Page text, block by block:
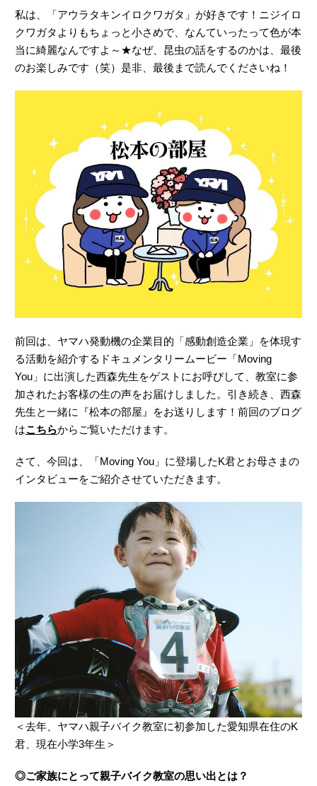
私は、「アウラタキンイロクワガタ」が好きです！ニジイロ
クワガタよりもちょっと小さめで、なんていったって色が本
当に綺麗なんですよ～★なぜ、昆虫の話をするのかは、最後
のお楽しみです（笑）是非、最後まで読んでくださいね！
前回は、ヤマハ発動機の企業目的「感動創造企業」を体現す
る活動を紹介するドキュメンタリームービー「Moving
You」に出演した西森先生をゲストにお呼びして、教室に参
加されたお客様の生の声をお届けしました。引き続き、西森
先生と一緒に『松本の部屋』をお送りします！前回のブログ
はこちらからご覧いただけます。
さて、今回は、「Moving You」に登場したK君とお母さまの
インタビューをご紹介させていただきます。
＜去年、ヤマハ親子バイク教室に初参加した愛知県在住のK
君、現在小学3年生＞
◎ご家族にとって親子バイク教室の思い出とは？